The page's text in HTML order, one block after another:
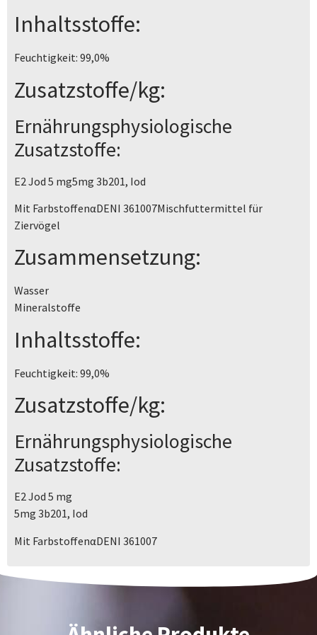
Inhaltsstoffe:
Feuchtigkeit: 99,0%
Zusatzstoffe/kg:
Ernährungsphysiologische
Zusatzstoffe:
E2 Jod 5 mg5mg 3b201, Iod
Mit FarbstoffenαDENI 361007Mischfuttermittel für
Ziervögel
Zusammensetzung:
Wasser
Mineralstoffe
Inhaltsstoffe:
Feuchtigkeit: 99,0%
Zusatzstoffe/kg:
Ernährungsphysiologische
Zusatzstoffe:
E2 Jod 5 mg
5mg 3b201, Iod
Mit FarbstoffenαDENI 361007